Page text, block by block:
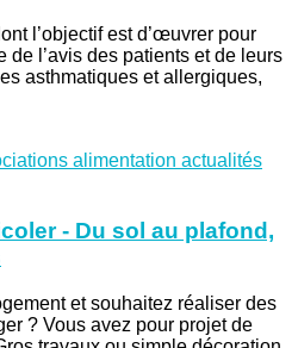
l’objectif est d’œuvrer pour
de l’avis des patients et de leurs
asthmatiques et allergiques,
alimentation actualités
- Du sol au plafond,
et souhaitez réaliser des
? Vous avez pour projet de